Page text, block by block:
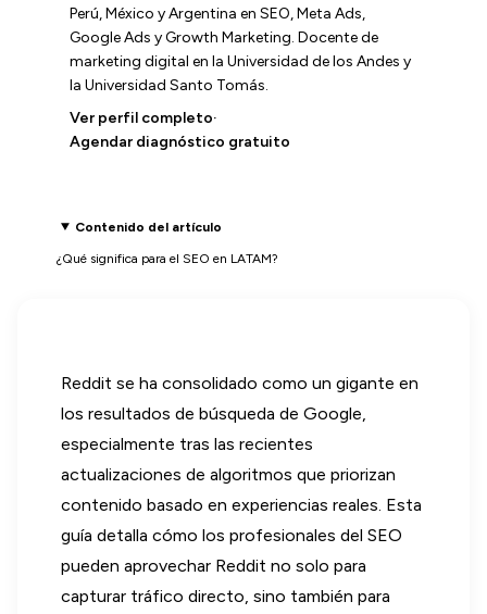
Perú, México y Argentina en SEO, Meta Ads,
Google Ads y Growth Marketing. Docente de
marketing digital en la Universidad de los Andes y
la Universidad Santo Tomás.
Ver perfil completo·
Agendar diagnóstico gratuito
Contenido del artículo
¿Qué significa para el SEO en LATAM?
Reddit se ha consolidado como un gigante en
los resultados de búsqueda de Google,
especialmente tras las recientes
actualizaciones de algoritmos que priorizan
contenido basado en experiencias reales. Esta
guía detalla cómo los profesionales del SEO
pueden aprovechar Reddit no solo para
capturar tráfico directo, sino también para